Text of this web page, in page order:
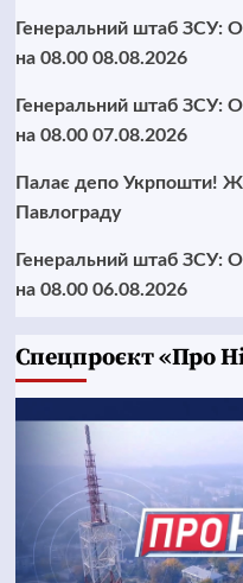
Генеральний штаб ЗСУ:
на 08.00 08.08.2026
Генеральний штаб ЗСУ:
на 08.00 07.08.2026
Палає депо Укрпошти!
Павлограду
Генеральний штаб ЗСУ:
на 08.00 06.08.2026
Cпецпроєкт «Про